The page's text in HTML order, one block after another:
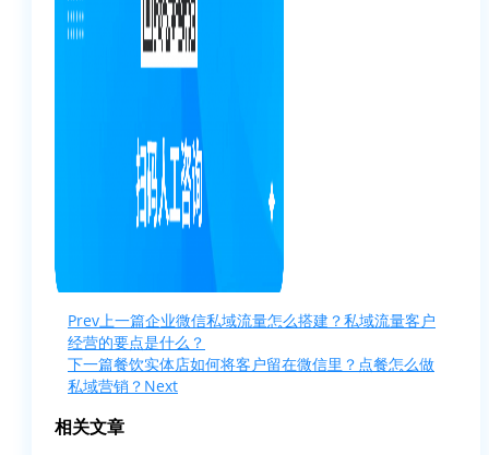
Prev 上一篇企业微信私域流量怎么搭建？私域流量客户
经营的要点是什么？
下一篇餐饮实体店如何将客户留在微信里？点餐怎么做
私域营销？ Next
相关文章